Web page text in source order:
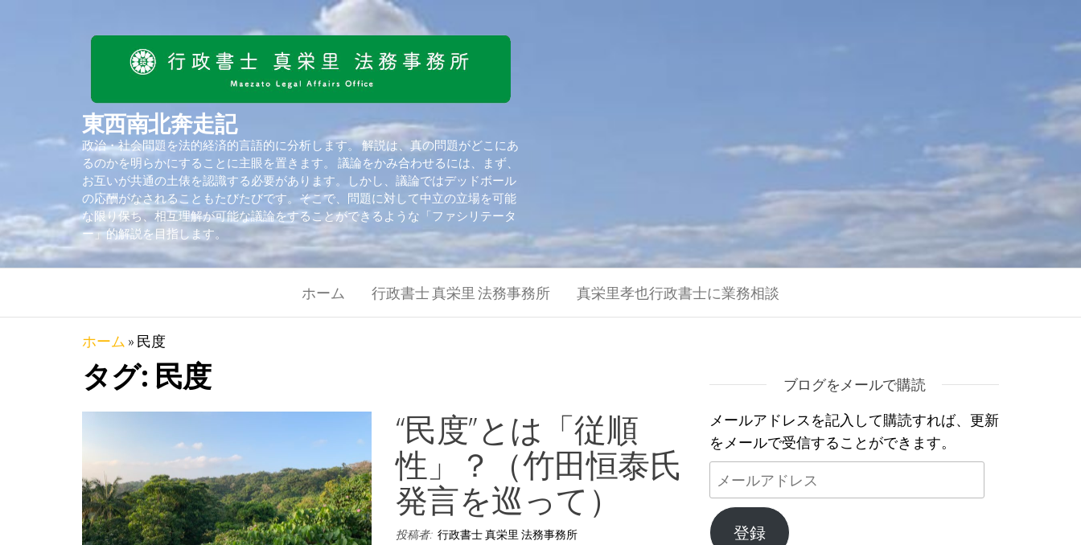
東西南北奔走記
政治・社会問題を法的経済的言語的に分析します。 解説は、真の問題がどこにあ
るのかを明らかにすることに主眼を置きます。 議論をかみ合わせるには、まず、
お互いが共通の土俵を認識する必要があります。しかし、議論ではデッドボール
の応酬がなされることもたびたびです。そこで、問題に対して中立の立場を可能
な限り保ち、相互理解が可能な議論をすることができるような「ファシリテータ
ー」的解説を目指します。
ホーム 行政書士 真栄里 法務事務所 真栄里孝也行政書士に業務相談
ホーム » 民度
タグ: 民度
“民度”とは「従順
性」？（竹田恒泰氏
発言を巡って）
投稿者: 行政書士 真栄里 法務事務所
ブログをメールで購読
メールアドレスを記入して購読すれば、更新
をメールで受信することができます。
メールアドレス
登録